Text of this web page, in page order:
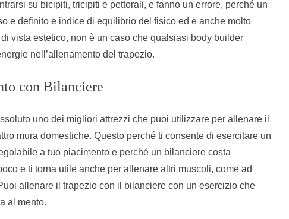
su bicipiti, tricipiti e pettorali, e fanno un errore, perché un
e definito è indice di equilibrio del fisico ed è anche molto
vista estetico, non è un caso che qualsiasi body builder
nell’allenamento del trapezio.
con Bilanciere
uno dei migliori attrezzi che puoi utilizzare per allenare il
mura domestiche. Questo perché ti consente di esercitare un
a tuo piacimento e perché un bilanciere costa
e ti torna utile anche per allenare altri muscoli, come ad
allenare il trapezio con il bilanciere con un esercizio che
al mento.